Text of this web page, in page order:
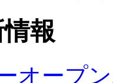
報
オープ